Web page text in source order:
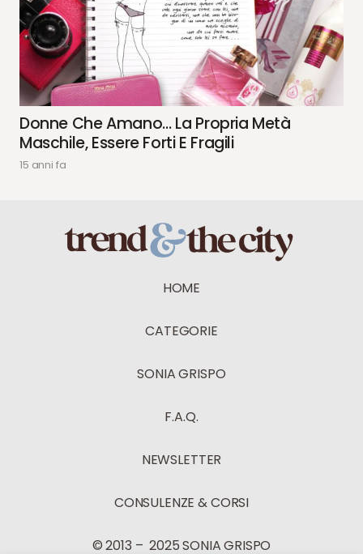
Donne Che Amano… La Propria Metà
Maschile, Essere Forti E Fragili
15 anni fa
HOME
CATEGORIE
SONIA GRISPO
F.A.Q.
NEWSLETTER
CONSULENZE & CORSI
© 2013 – 2025 SONIA GRISPO